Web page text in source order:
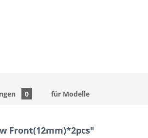
0 für Modelle
Front(12mm)*2pcs"